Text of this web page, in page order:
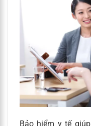
Bảo hiểm y tế